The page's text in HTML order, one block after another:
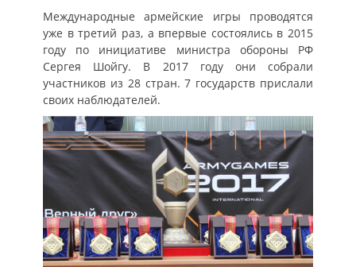
Международные армейские игры проводятся
уже в третий раз, а впервые состоялись в 2015
году по инициативе министра обороны РФ
Сергея Шойгу. В 2017 году они собрали
участников из 28 стран. 7 государств прислали
своих наблюдателей.